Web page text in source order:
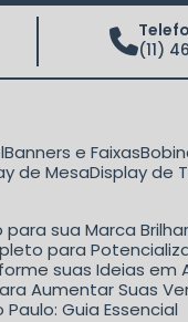
(11)
Banners e Faixas
de Mesa Display de
sua Marca
para
suas Ideias em
Aumentar Suas
Paulo: Guia Essencial